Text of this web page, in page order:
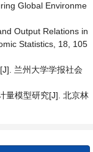
Global Environme
Output Relations in
Statistics, 18, 105
兰州大学学报社会
量模型研究[J]. 北京林